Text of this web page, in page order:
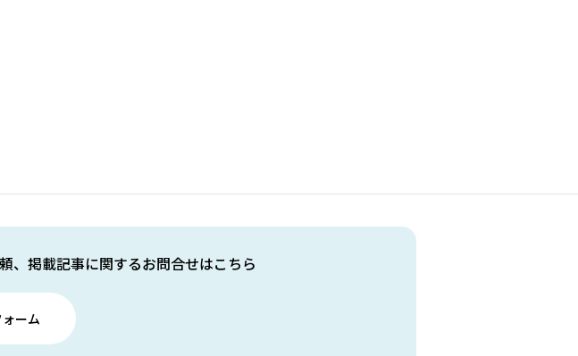
、掲載記事に関するお問合せはこちら
ーム